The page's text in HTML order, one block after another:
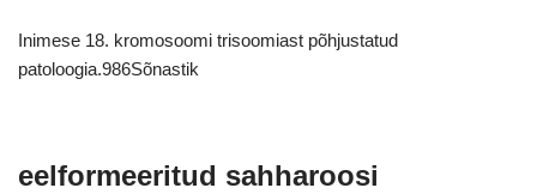
Inimese 18. kromosoomi trisoomiast põhjustatud
patoloogia.986Sõnastik
eelformeeritud sahharoosi